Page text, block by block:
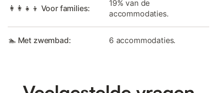
👩‍👩‍👧‍👦 Voor families:
19% van de
accommodaties.
🏊 Met zwembad: 6 accommodaties.